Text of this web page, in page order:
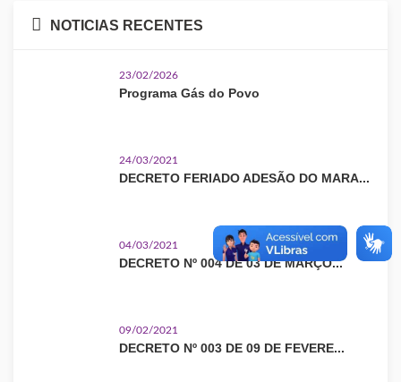
NOTICIAS RECENTES
23/02/2026
Programa Gás do Povo
24/03/2021
DECRETO FERIADO ADESÃO DO MARA...
04/03/2021
DECRETO Nº 004 DE 03 DE MARÇO...
09/02/2021
DECRETO Nº 003 DE 09 DE FEVERE...